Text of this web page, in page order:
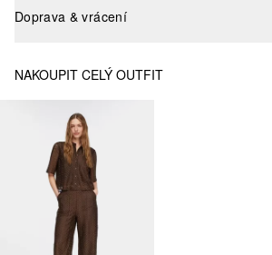
Doprava & vrácení
NAKOUPIT CELÝ OUTFIT